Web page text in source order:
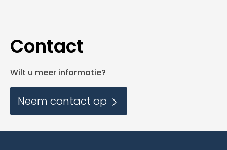
Contact
Wilt u meer informatie?
Neem contact op